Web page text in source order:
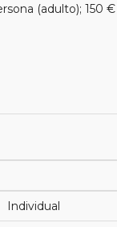
(adulto); 150 €
Individual